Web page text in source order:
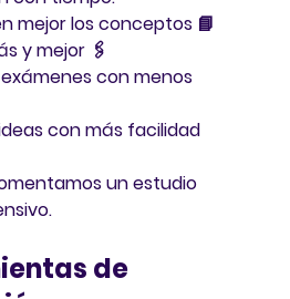
mejor los conceptos 📘
y mejor 🖇️
exámenes con menos
con más facilidad
un estudio
.
de